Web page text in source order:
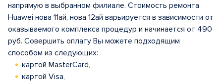
напрямую в выбранном филиале. Стоимость ремонта
Huawei нова 11ай, нова 12ай варьируется в зависимости от
оказываемого комплекса процедур и начинается от 490
руб. Совершить оплату Вы можете подходящим
способом из следующих:
картой MasterCard,
картой Visa,